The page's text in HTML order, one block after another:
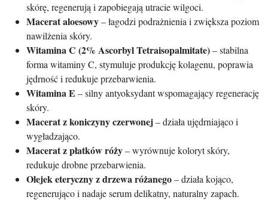
skórę, regenerują i zapobiegają utracie wilgoci.
Macerat aloesowy– łagodzi podrażnienia i zwiększa poziom
nawilżenia skóry.
Witamina C (2% Ascorbyl Tetraisopalmitate)– stabilna
forma witaminy C, stymuluje produkcję kolagenu, poprawia
jędrność i redukuje przebarwienia.
Witamina E – silny antyoksydant wspomagający regenerację
skóry.
Macerat z koniczyny czerwonej– działa ujędrniająco i
wygładzająco.
Macerat z płatków róży– wyrównuje koloryt skóry,
redukuje drobne przebarwienia.
Olejek eteryczny z drzewa różanego– działa kojąco,
regenerująco i nadaje serum delikatny, naturalny zapach.